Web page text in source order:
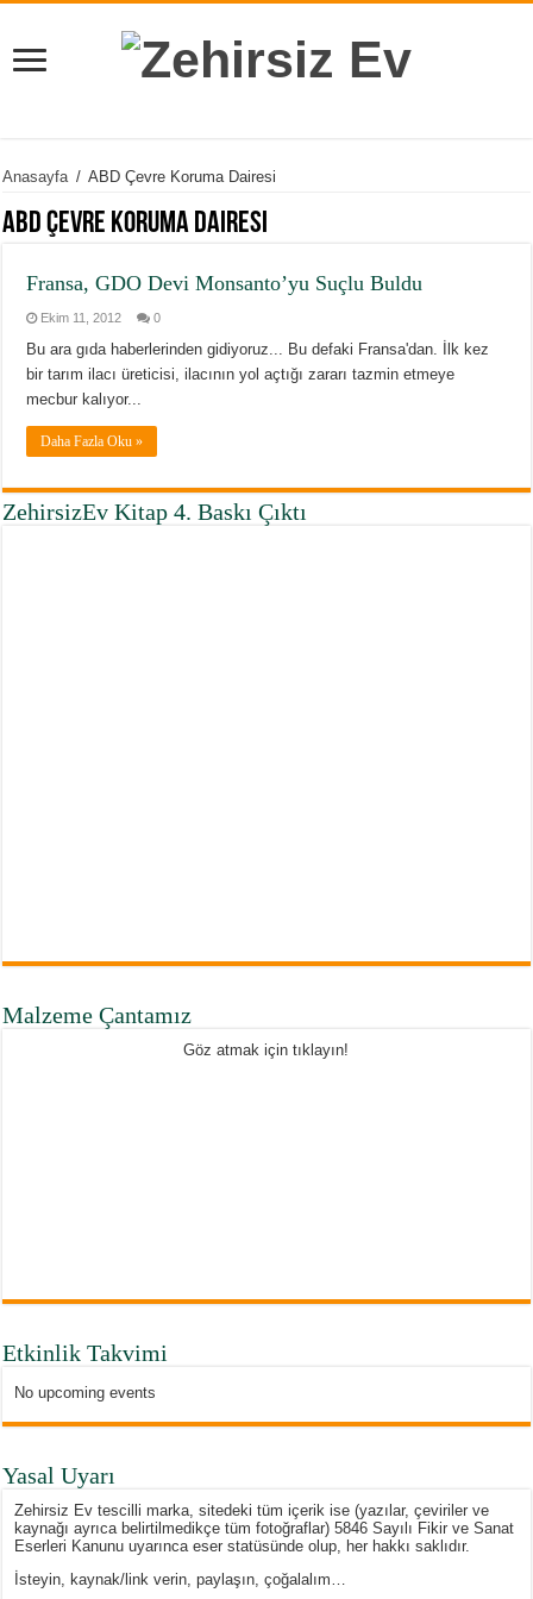
Anasayfa / ABD Çevre Koruma Dairesi
ABD Çevre Koruma Dairesi
Fransa, GDO Devi Monsanto’yu Suçlu Buldu
Ekim 11, 2012 0
Bu ara gıda haberlerinden gidiyoruz... Bu defaki Fransa'dan. İlk kez
bir tarım ilacı üreticisi, ilacının yol açtığı zararı tazmin etmeye
mecbur kalıyor...
Daha Fazla Oku »
ZehirsizEv Kitap 4. Baskı Çıktı
Malzeme Çantamız
Göz atmak için tıklayın!
Etkinlik Takvimi
No upcoming events
Yasal Uyarı
Zehirsiz Ev tescilli marka, sitedeki tüm içerik ise (yazılar, çeviriler ve
kaynağı ayrıca belirtilmedikçe tüm fotoğraflar) 5846 Sayılı Fikir ve Sanat
Eserleri Kanunu uyarınca eser statüsünde olup, her hakkı saklıdır.
İsteyin, kaynak/link verin, paylaşın, çoğalalım…